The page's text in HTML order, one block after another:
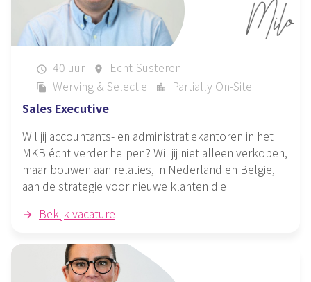
schedule 40 uur place Echt-Susteren
file_copy Werving & Selectie location_city
Partially On-Site
Sales Executive
Wil jij accountants- en administratiekantoren in het
MKB écht verder helpen? Wil jij niet alleen verkopen,
maar bouwen aan relaties, in Nederland en België,
aan de strategie voor nieuwe klanten die
Bekijk vacature